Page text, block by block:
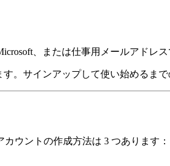
、または仕事用メールアドレ
。サインアップして使い始めるまで
ウントの作成方法は 3 つあります：